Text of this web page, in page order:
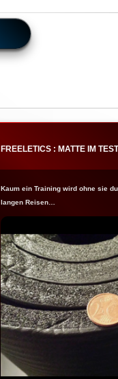
FREELETICS : MATTE IM
Kaum ein Training wird ohne sie
langen Reisen…